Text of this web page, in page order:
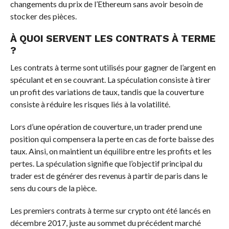
changements du prix de l’Ethereum sans avoir besoin de
stocker des pièces.
À QUOI SERVENT LES CONTRATS À TERME
?
Les contrats à terme sont utilisés pour gagner de l’argent en
spéculant et en se couvrant. La spéculation consiste à tirer
un profit des variations de taux, tandis que la couverture
consiste à réduire les risques liés à la volatilité.
Lors d’une opération de couverture, un trader prend une
position qui compensera la perte en cas de forte baisse des
taux. Ainsi, on maintient un équilibre entre les profits et les
pertes. La spéculation signifie que l’objectif principal du
trader est de générer des revenus à partir de paris dans le
sens du cours de la pièce.
Les premiers contrats à terme sur crypto ont été lancés en
décembre 2017, juste au sommet du précédent marché